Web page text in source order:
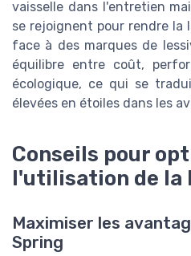
vaisselle dans l'entretien
se rejoignent pour rendre la
face à des marques de
équilibre entre coût,
écologique, ce qui se
élevées en étoiles dans les
Conseils pour
l'utilisation de la
Maximiser les
Spring